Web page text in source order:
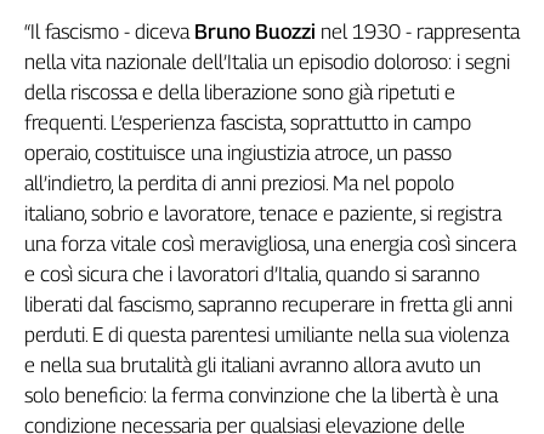
“Il fascismo - diceva Bruno Buozzi nel 1930 - rappresenta
nella vita nazionale dell’Italia un episodio doloroso: i segni
della riscossa e della liberazione sono già ripetuti e
frequenti. L’esperienza fascista, soprattutto in campo
operaio, costituisce una ingiustizia atroce, un passo
all’indietro, la perdita di anni preziosi. Ma nel popolo
italiano, sobrio e lavoratore, tenace e paziente, si registra
una forza vitale così meravigliosa, una energia così sincera
e così sicura che i lavoratori d’Italia, quando si saranno
liberati dal fascismo, sapranno recuperare in fretta gli anni
perduti. E di questa parentesi umiliante nella sua violenza
e nella sua brutalità gli italiani avranno allora avuto un
solo beneficio: la ferma convinzione che la libertà è una
condizione necessaria per qualsiasi elevazione delle